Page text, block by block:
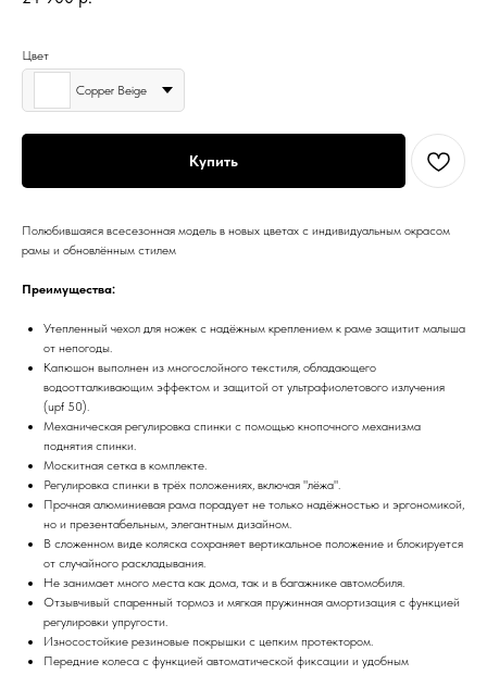
Цвет
Сopper Beige
Купить
Полюбившаяся всесезонная модель в новых цветах с индивидуальным окрасом
рамы и обновлённым стилем
Преимущества:
Утепленный чехол для ножек с надёжным креплением к раме защитит малыша
от непогоды.
Капюшон выполнен из многослойного текстиля, обладающего
водоотталкивающим эффектом и защитой от ультрафиолетового излучения
(upf 50).
Механическая регулировка спинки с помощью кнопочного механизма
поднятия спинки.
Москитная сетка в комплекте.
Регулировка спинки в трёх положениях, включая "лёжа".
Прочная алюминиевая рама порадует не только надёжностью и эргономикой,
но и презентабельным, элегантным дизайном.
В сложенном виде коляска сохраняет вертикальное положение и блокируется
от случайного раскладывания.
Не занимает много места как дома, так и в багажнике автомобиля.
Отзывчивый спаренный тормоз и мягкая пружинная амортизация с функцией
регулировки упругости.
Износостойкие резиновые покрышки с цепким протектором.
Передние колеса с функцией автоматической фиксации и удобным